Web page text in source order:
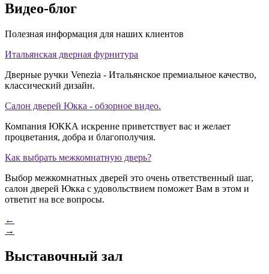
Видео-блог
Полезная информация для наших клиентов
Итальянская дверная фурнитура
Дверные ручки Venezia - Итальянское премиальное качество,
классический дизайн.
Салон дверей Юкка - обзорное видео.
Компания ЮККА искренне приветствует вас и желает
процветания, добра и благополучия.
Как выбрать межкомнатную дверь?
Выбор межкомнатных дверей это очень ответственный шаг,
салон дверей Юкка с удовольствием поможет Вам в этом и
ответит на все вопросы.
←
→
Выставочный зал